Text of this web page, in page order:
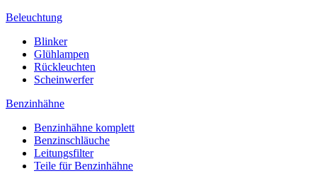
Beleuchtung
Blinker
Glühlampen
Rückleuchten
Scheinwerfer
Benzinhähne
Benzinhähne komplett
Benzinschläuche
Leitungsfilter
Teile für Benzinhähne